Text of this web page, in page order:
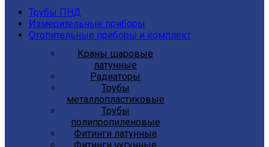
Трубы ПНД
Измерительные приборы
Отопительные приборы и комплект
Краны шаровые
латунные
Радиаторы
Трубы
металлопластиковые
Трубы
полипропиленовые
Фитинги латунные